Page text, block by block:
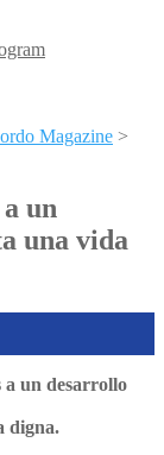
Magazine >
un
una vida
a un desarrollo
digna.